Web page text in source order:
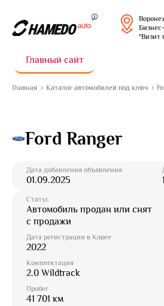
"Визит
Главный сайт
Главная Каталог автомобилей под ключ
Ford Ranger
Дата добавления объявления
01.09.2025
Статус
Автомобиль продан или снят
с продажи
Дата регистрации в Корее
2022
Комплектация
2.0 Wildtrack
Пробег
41 701 км